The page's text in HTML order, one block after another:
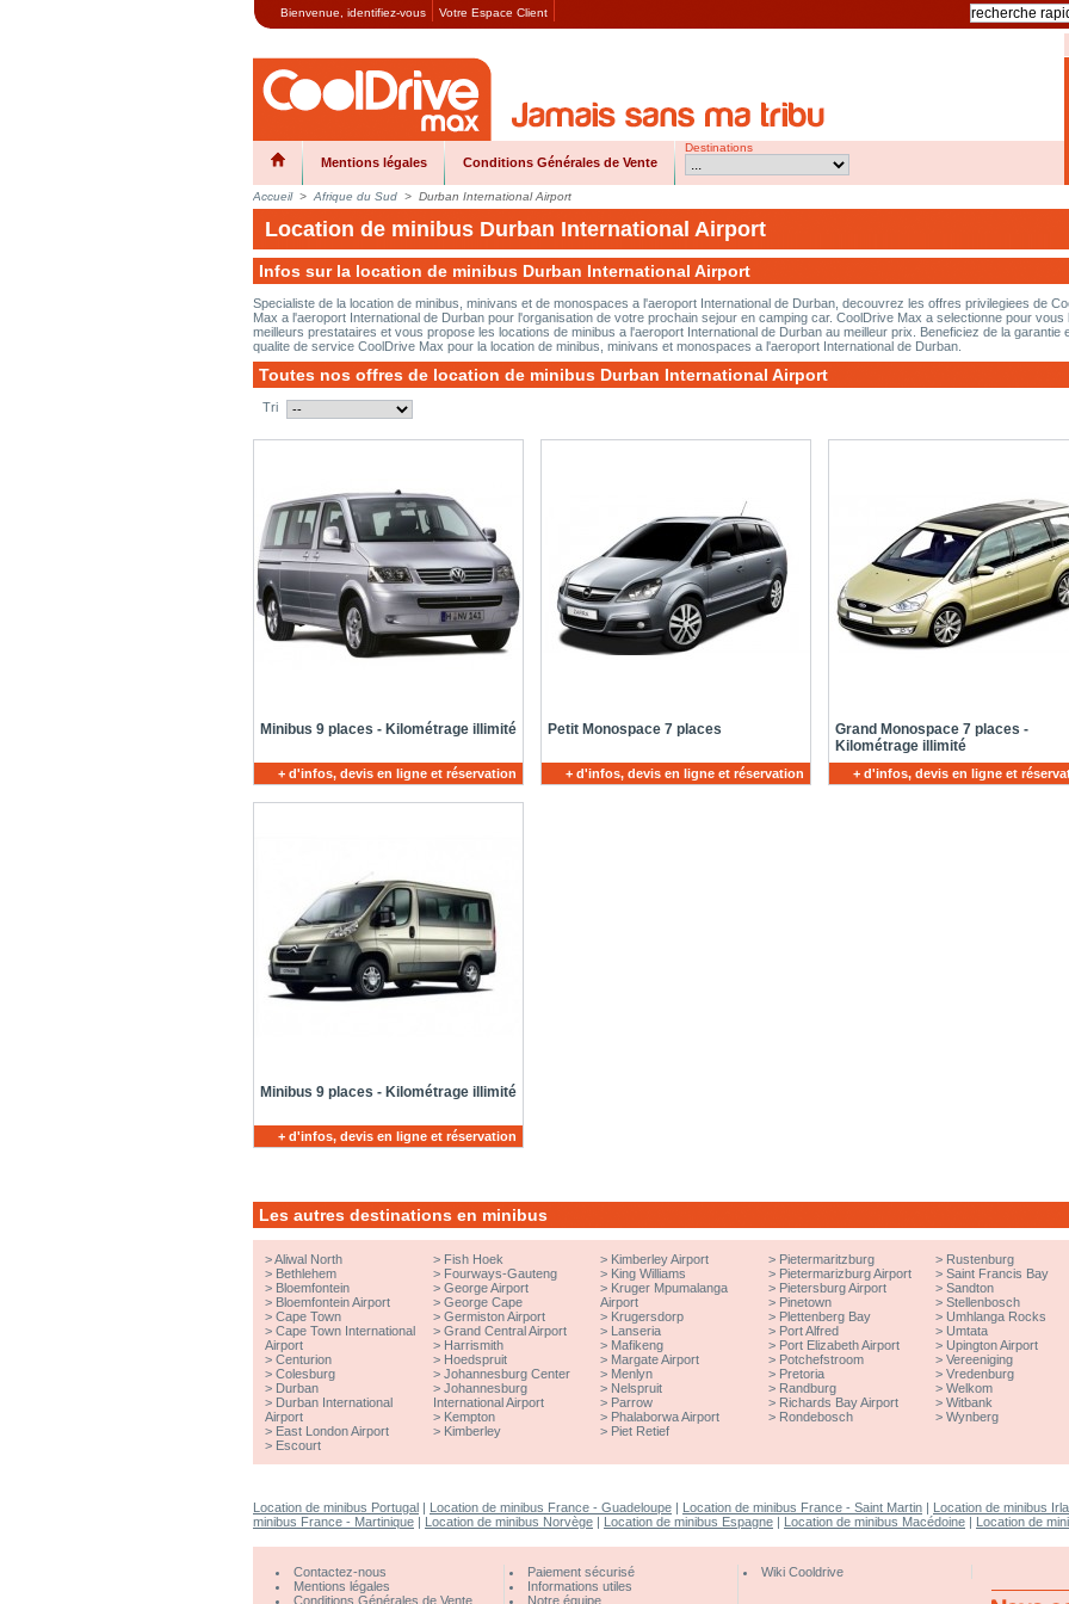
Bienvenue, identifiez-vous Votre Espace Client
Mentions légales Conditions Générales de Vente
Destinations
Accueil > Afrique du Sud > Durban International Airport
Location de minibus Durban International Airport
Infos sur la location de minibus Durban International Airport
Specialiste de la location de minibus, minivans et de monospaces a l'aeroport International de Durban, decouvrez les offres privilegiees de
Max a l'aeroport International de Durban pour l'organisation de votre prochain sejour en camping car. CoolDrive Max a selectionne pour vous
meilleurs prestataires et vous propose les locations de minibus a l'aeroport International de Durban au meilleur prix. Beneficiez de la garantie
qualite de service CoolDrive Max pour la location de minibus, minivans et monospaces a l'aeroport International de Durban.
Toutes nos offres de location de minibus Durban International Airport
Tri
Minibus 9 places - Kilométrage illimité
+ d'infos, devis en ligne et réservation
Petit Monospace 7 places
+ d'infos, devis en ligne et réservation
Grand Monospace 7 places -
Kilométrage illimité
+ d'infos, devis en ligne et
Minibus 9 places - Kilométrage illimité
+ d'infos, devis en ligne et réservation
Les autres destinations en minibus
>Aliwal North
> Bethlehem
> Bloemfontein
> Bloemfontein Airport
> Cape Town
> Cape Town International
Airport
> Centurion
> Colesburg
> Durban
> Durban International
Airport
> East London Airport
> Escourt
> Fish Hoek
> Fourways-Gauteng
> George Airport
> George Cape
> Germiston Airport
> Grand Central Airport
> Harrismith
> Hoedspruit
> Johannesburg Center
> Johannesburg
International Airport
> Kempton
> Kimberley
> Kimberley Airport
> King Williams
> Kruger Mpumalanga
Airport
> Krugersdorp
> Lanseria
> Mafikeng
> Margate Airport
> Menlyn
> Nelspruit
> Parrow
> Phalaborwa Airport
> Piet Retief
> Pietermaritzburg
> Pietermarizburg Airport
> Pietersburg Airport
> Pinetown
> Plettenberg Bay
> Port Alfred
> Port Elizabeth Airport
> Potchefstroom
> Pretoria
> Randburg
> Richards Bay Airport
> Rondebosch
> Rustenburg
>Saint Francis Bay
>Sandton
>Stellenbosch
>Umhlanga Rocks
>Umtata
>Upington Airport
>Vereeniging
>Vredenburg
>Welkom
>Witbank
>Wynberg
Location de minibus Portugal | Location de minibus France - Guadeloupe | Location de minibus France - Saint Martin | Location de minibus
minibus France - Martinique | Location de minibus Norvège | Location de minibus Espagne | Location de minibus Macédoine | Location de
Contactez-nous
Mentions légales
Conditions Générales de Vente
Paiement sécurisé
Informations utiles
Notre équipe
Wiki Cooldrive